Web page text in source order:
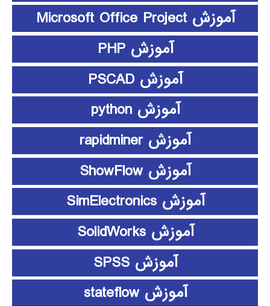
آموزش Microsoft Office Project
آموزش PHP
آموزش PSCAD
آموزش python
آموزش rapidminer
آموزش ShowFlow
آموزش SimElectronics
آموزش SolidWorks
آموزش SPSS
آموزش stateflow